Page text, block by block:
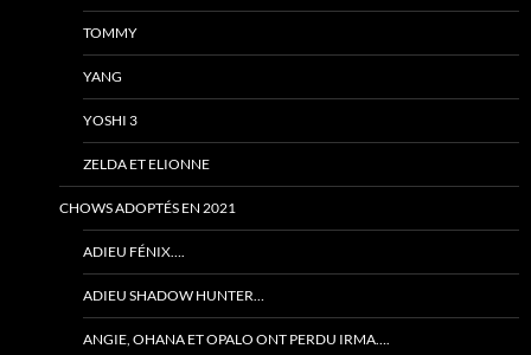
TOMMY
YANG
YOSHI 3
ZELDA ET ELIONNE
CHOWS ADOPTÉS EN 2021
ADIEU FÉNIX….
ADIEU SHADOW HUNTER…
ANGIE, OHANA ET OPALO ONT PERDU IRMA….